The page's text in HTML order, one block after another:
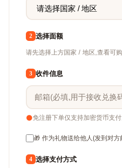
2 选择面额
请先选择上方国家 / 地区,查看可
3 收件信息
免注册下单仅支持加密货币支
🎁 作为礼物送给他人(发到对方
4 选择支付方式